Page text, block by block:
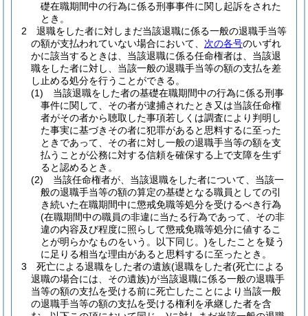
礎在職期間中の行為に係る刑事事件に関し起訴をされた
とき。
2
退職をした者に対しまだ当該退職に係る一般の退職手当等
の額が支払われていない場合において、 次の各号のいずれ
かに該当するときは、当該退職に係る任命権者は、当該退
職をした者に対し、当該一般の退職手当等の額の支払を差
し止める処分を行うことができる。
(1)
当該退職をした者の基礎在職期間中の行為に係る刑事
事件に関して、その者が逮捕されたとき又は当該任命権
者がその者から聴取した事項若しくは調査により判明し
た事実に基づきその者に犯罪があると思料するに至った
ときであって、その者に対し一般の退職手当等の額を支
払うことが公務に対する信頼を確保する上で支障を生ず
ると認めるとき。
(2)
当該任命権者が、当該退職をした者について、当該一
般の退職手当等の額の算定の基礎となる職員としての引
き続いた在職期間中に懲戒免職等処分を受けるべき行為
(在職期間中の職員の非違に当たる行為であって、その非
違の内容及び程度に照らして懲戒免職等処分に値するこ
とが明らかなものをいう。以下同じ。)をしたことを疑う
に足りる相当な理由があると思料するに至ったとき。
3
死亡による退職をした者の遺族(退職をした者(死亡による
退職の場合には、その遺族)が当該退職に係る一般の退職手
当等の額の支払を受ける前に死亡したことにより当該一般
の退職手当等の額の支払を受ける権利を承継した者を含